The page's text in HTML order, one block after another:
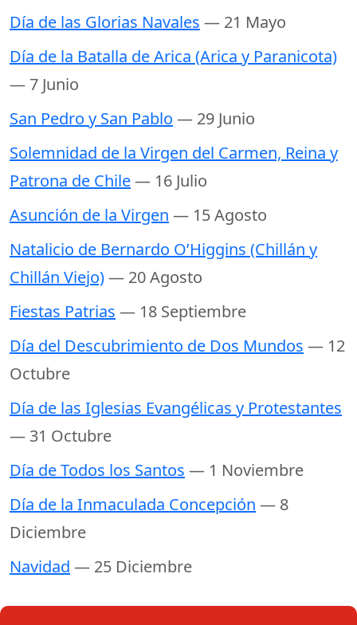
Día de las Glorias Navales — 21 Mayo
Día de la Batalla de Arica (Arica y Paranicota)
— 7 Junio
San Pedro y San Pablo — 29 Junio
Solemnidad de la Virgen del Carmen, Reina y
Patrona de Chile— 16 Julio
Asunción de la Virgen — 15 Agosto
Natalicio de Bernardo O’Higgins (Chillán y
Chillán Viejo)— 20 Agosto
Fiestas Patrias — 18 Septiembre
Día del Descubrimiento de Dos Mundos — 12
Octubre
Día de las Iglesias Evangélicas y Protestantes
— 31 Octubre
Día de Todos los Santos — 1 Noviembre
Día de la Inmaculada Concepción — 8
Diciembre
Navidad — 25 Diciembre